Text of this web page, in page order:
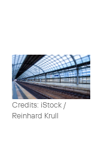
Credits: iStock /
Reinhard Krull